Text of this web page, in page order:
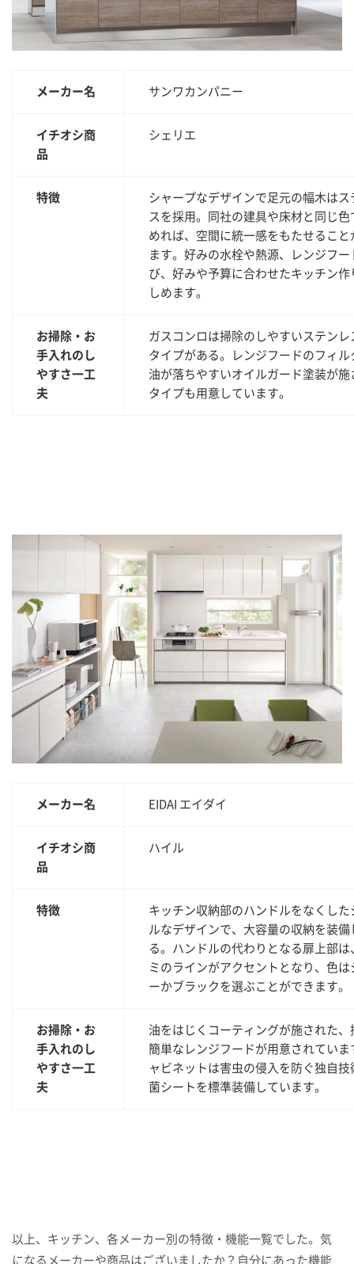
メーカー名 サンワカンパニー
イチオシ商
品
シェリエ
特徴
シャープなデザインで足元の幅木はス
スを採用。同社の建具や床材と同じ色
めれば、空間に統一感をもたせること
ます。好みの水栓や熱源、レンジフー
び、好みや予算に合わせたキッチン作
しめます。
お掃除・お
手入れのし
やすさ一工
夫
ガスコンロは掃除のしやすいステンレ
タイプがある。レンジフードのフィル
油が落ちやすいオイルガード塗装が施
タイプも用意しています。
メーカー名 EIDAI エイダイ
イチオシ商
品
ハイル
特徴
キッチン収納部のハンドルをなくした
ルなデザインで、大容量の収納を装備
る。ハンドルの代わりとなる扉上部は
ミのラインがアクセントとなり、色は
ーかブラックを選ぶことができます。
お掃除・お
手入れのし
やすさ一工
夫
油をはじくコーティングが施された、
簡単なレンジフードが用意されていま
ャビネットは害虫の侵入を防ぐ独自技
菌シートを標準装備しています。
以上、キッチン、各メーカー別の特徴・機能一覧でした。気
になるメーカーや商品はございましたか？自分にあった機能